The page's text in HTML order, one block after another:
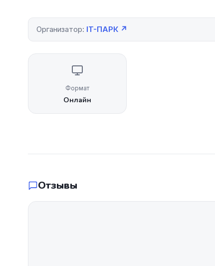
Организатор: IT-ПАРК ↗
Формат
Онлайн
Отзывы